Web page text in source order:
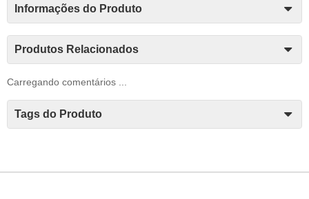
Informações do Produto
Produtos Relacionados
Carregando comentários ...
Tags do Produto